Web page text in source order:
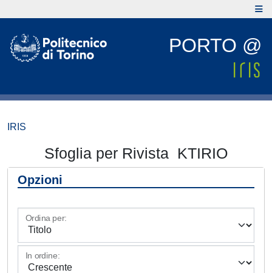
PORTO @
IRIS
Sfoglia per Rivista KTIRIO
Opzioni
Ordina per:
In ordine: